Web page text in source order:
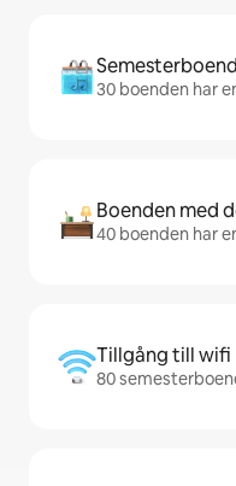
30 boenden har
Boenden med
40 boenden har
Tillgång till wifi
80